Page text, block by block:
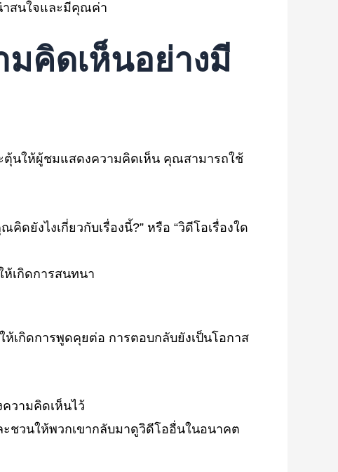
าสนใจและมีคุณค่า
คิดเห็นอย่างมี
ตุ้นให้ผู้ชมแสดงความคิดเห็น คุณสามารถใช้
ยังไงเกี่ยวกับเรื่องนี้?” หรือ “วิดีโอเรื่องใด
ห้เกิดการสนทนา
ห้เกิดการพูดคุยต่อ การตอบกลับยังเป็นโอกาส
วามคิดเห็นไว้
วนให้พวกเขากลับมาดูวิดีโออื่นในอนาคต